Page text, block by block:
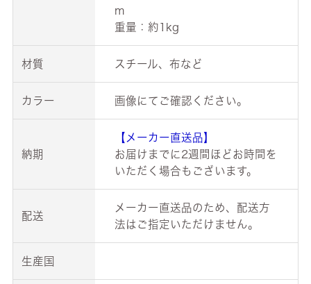
m
重量：約1kg
材質 スチール、布など
カラー 画像にてご確認ください。
納期
【メーカー直送品】
お届けまでに2週間ほどお時間を
いただく場合もございます。
配送
メーカー直送品のため、配送方
法はご指定いただけません。
生産国